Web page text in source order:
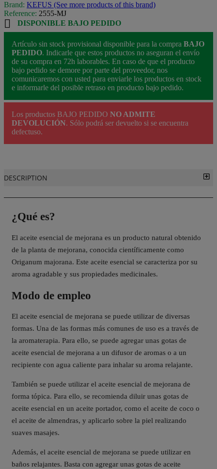
Brand: KEFUS (See more products of this brand)
Reference: 2555-MJ
 DISPONIBLE BAJO PEDIDO
Artículo sin stock provisional disponible para la compra BAJO
PEDIDO. Indicarle que estos productos no aseguran el envío
de su compra en 72h laborables. En caso de que el producto
bajo pedido se demore por parte del proveedor, nos
comunicaremos con usted para enviarle los productos en stock
e informarle del posible retraso en producto bajo pedido.
Los productos BAJO PEDIDO NO ADMITE
DEVOLUCIÓN. Sólo podrá ser devuelto si se encuentra
defectuso.
DESCRIPTION
¿Qué es?
El aceite esencial de mejorana es un producto natural obtenido
de la planta de mejorana, conocida científicamente como
Origanum majorana. Este aceite esencial se caracteriza por su
aroma agradable y sus propiedades medicinales.
Modo de empleo
El aceite esencial de mejorana se puede utilizar de diversas
formas. Una de las formas más comunes de uso es a través de
la aromaterapia. Para ello, se puede agregar unas gotas de
aceite esencial de mejorana a un difusor de aromas o a un
recipiente con agua caliente para inhalar su aroma relajante.
También se puede utilizar el aceite esencial de mejorana de
forma tópica. Para ello, se recomienda diluir unas gotas de
aceite esencial en un aceite portador, como el aceite de coco o
el aceite de almendras, y aplicarlo sobre la piel realizando
suaves masajes.
Además, el aceite esencial de mejorana se puede utilizar en
baños relajantes. Basta con agregar unas gotas de aceite